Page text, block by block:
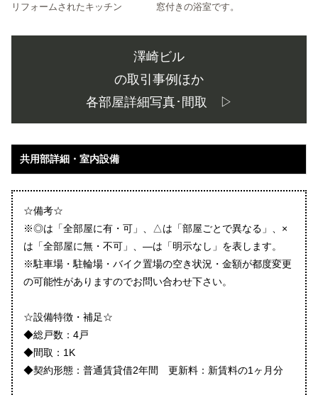
リフォームされたキッチン 窓付きの浴室です。
澤崎ビル
の取引事例ほか
各部屋詳細写真･間取 ▷
共用部詳細・室内設備
☆備考☆
※◎は「全部屋に有・可」、△は「部屋ごとで異なる」、×
は「全部屋に無・不可」、―は「明示なし」を表します。
※駐車場・駐輪場・バイク置場の空き状況・金額が都度変更
の可能性がありますのでお問い合わせ下さい。
☆設備特徴・補足☆
◆総戸数：4戸
◆間取：1K
◆契約形態：普通賃貸借2年間 更新料：新賃料の1ヶ月分